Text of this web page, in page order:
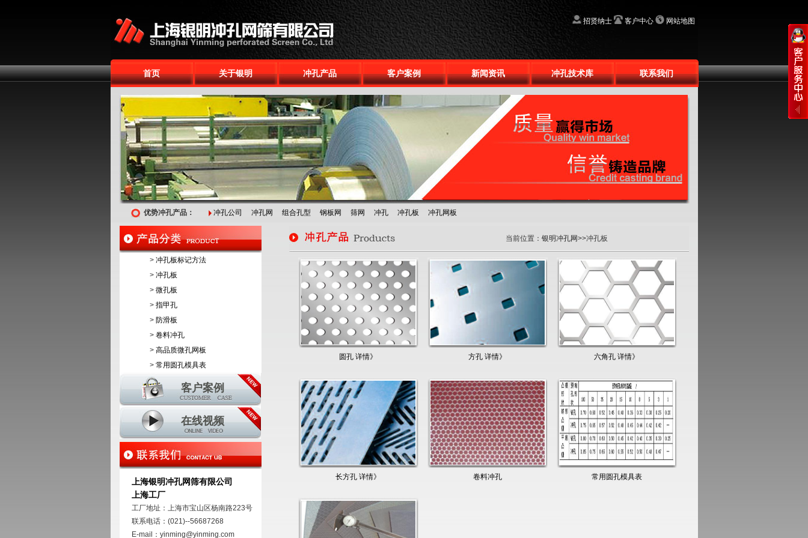
招贤纳士 客户中心 网站地图
首页 关于银明 冲孔产品 客户案例 新闻资讯 冲孔技术库 联系我们
优势冲孔产品： 冲孔公司 冲孔网 组合孔型 钢板网 筛网 冲孔 冲孔板 冲孔网板
> 冲孔板标记方法
> 冲孔板
> 微孔板
> 指甲孔
> 防滑板
> 卷料冲孔
> 高品质微孔网板
> 常用圆孔模具表
客户案例
在线视频
上海银明冲孔网筛有限公司
上海工厂
工厂地址：上海市宝山区杨南路223号
联系电话：(021)--56687268
E-mail：yinming@yinming.com
当前位置： 银明冲孔网>>冲孔板
圆孔 详情》 方孔 详情》 六角孔 详情》
长方孔 详情》 卷料冲孔 常用圆孔模具表